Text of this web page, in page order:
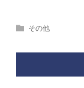
その他